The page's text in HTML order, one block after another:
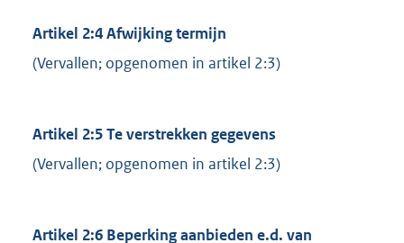
Artikel 2:4 Afwijking termijn
(Vervallen; opgenomen in artikel 2:3)
Artikel 2:5 Te verstrekken gegevens
(Vervallen; opgenomen in artikel 2:3)
Artikel 2:6 Beperking aanbieden e.d. van